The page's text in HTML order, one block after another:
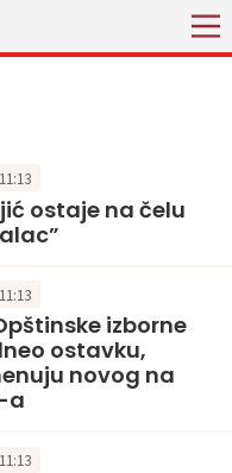
ostaje na čelu
izborne
ostavku,
novog na
a